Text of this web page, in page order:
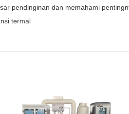
pendinginan dan memahami
termal